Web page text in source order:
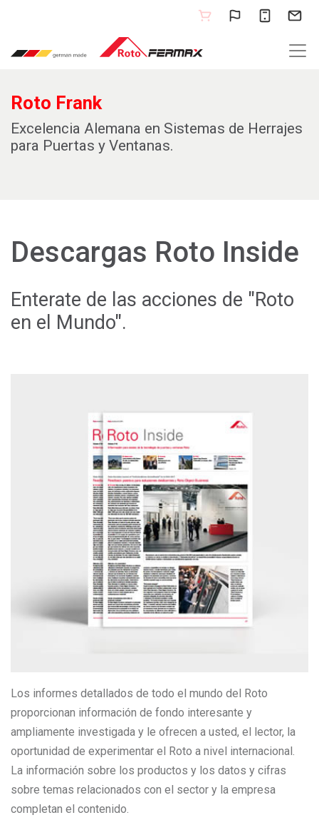
Roto Frank
Excelencia Alemana en Sistemas de Herrajes
para Puertas y Ventanas.
Descargas Roto Inside
Enterate de las acciones de "Roto
en el Mundo".
Los informes detallados de todo el mundo del Roto
proporcionan información de fondo interesante y
ampliamente investigada y le ofrecen a usted, el lector, la
oportunidad de experimentar el Roto a nivel internacional.
La información sobre los productos y los datos y cifras
sobre temas relacionados con el sector y la empresa
completan el contenido.